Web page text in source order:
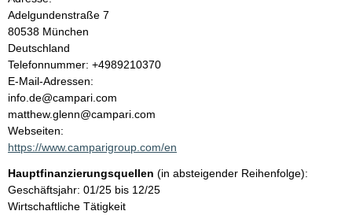
n
h
a
l
t
Adelgundenstraße 7
80538 München
Deutschland
K
o
n
t
a
k
i
n
f
Telefonnummer: +4989210370
E-Mail-Adressen:
info.de@campari.com
matthew.glenn@campari.com
Webseiten:
https://www.camparigroup.com/en
Hauptfinanzierungsquellen (in absteigender Reihenfolge):
Geschäftsjahr: 01/25 bis 12/25
Wirtschaftliche Tätigkeit